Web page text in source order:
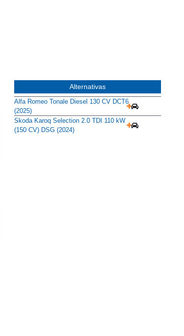
Alternativas
Alfa Romeo Tonale Diesel 130 CV DCT6
(2025)
Skoda Karoq Selection 2.0 TDI 110 kW
(150 CV) DSG (2024)